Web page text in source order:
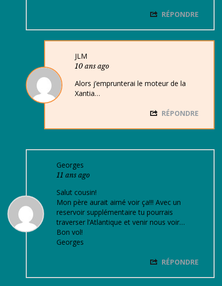
RÉPONDRE
JLM
10 ans ago
Alors j’emprunterai le moteur de la
Xantia…
RÉPONDRE
Georges
11 ans ago
Salut cousin!
Mon père aurait aimé voir ça!!! Avec un
reservoir supplémentaire tu pourrais
traverser l’Atlantique et venir nous voir…
Bon vol!
Georges
RÉPONDRE